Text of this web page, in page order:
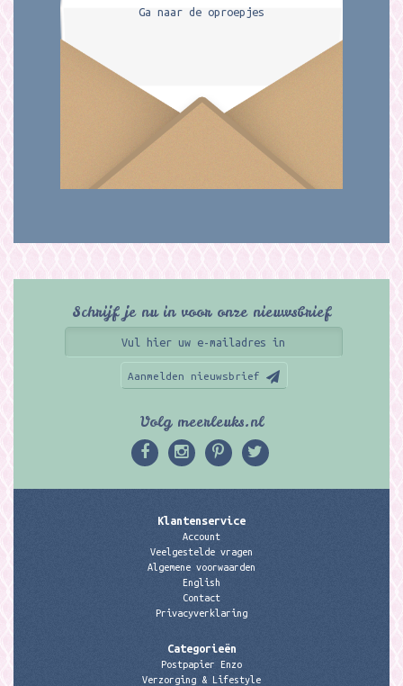
Ga naar de oproepjes
Schrijf je nu in voor onze nieuwsbrief
Aanmelden nieuwsbrief
Volg meerleuks.nl
Klantenservice
Account
Veelgestelde vragen
Algemene voorwaarden
English
Contact
Privacyverklaring
Categorieën
Postpapier Enzo
Verzorging & Lifestyle